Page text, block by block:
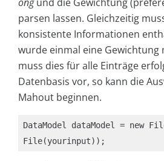
parsen lassen. Gleichzeitig
konsistente Informationen
wurde einmal eine Gewichtung
muss dies für alle Einträge
Datenbasis vor, so kann die
Mahout beginnen.
DataModel dataModel = new
File(yourinput));